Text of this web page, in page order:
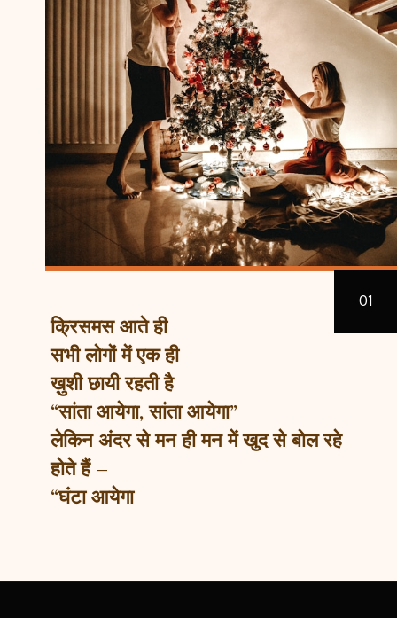
01
क्रिसमस आते ही
सभी लोगों में एक ही
ख़ुशी छायी रहती है
“सांता आयेगा, सांता आयेगा”
लेकिन अंदर से मन ही मन में खुद से बोल रहे
होते हैं –
“घंटा आयेगा